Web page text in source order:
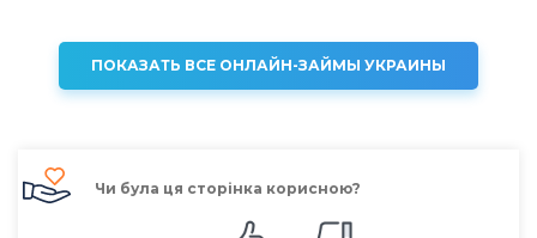
ПОКАЗАТЬ ВСЕ ОНЛАЙН-ЗАЙМЫ УКРАИНЫ
Чи була ця сторінка корисною?